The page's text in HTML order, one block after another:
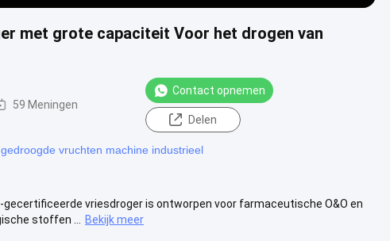
met grote capaciteit Voor het drogen van
59 Meningen
Contact opnemen
Delen
vruchten machine industrieel
vriesdroger is ontworpen voor farmaceutische O&O en
stoffen ...
Bekijk meer